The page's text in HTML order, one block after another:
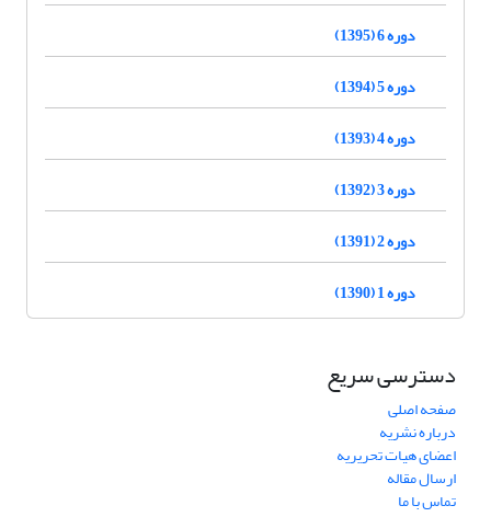
دوره 6 (1395)
دوره 5 (1394)
دوره 4 (1393)
دوره 3 (1392)
دوره 2 (1391)
دوره 1 (1390)
دسترسی سریع
صفحه اصلی
درباره نشریه
اعضای هیات تحریریه
ارسال مقاله
تماس با ما